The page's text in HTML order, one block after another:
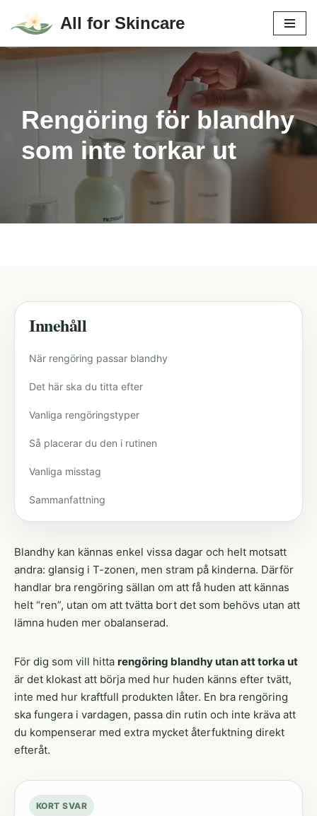
Hoppa
All for Skincare
Rengöring för blandhy
som inte torkar ut
Innehåll
När rengöring passar blandhy
Det här ska du titta efter
Vanliga rengöringstyper
Så placerar du den i rutinen
Vanliga misstag
Sammanfattning
Blandhy kan kännas enkel vissa dagar och helt motsatt
andra: glansig i T-zonen, men stram på kinderna. Därför
handlar bra rengöring sällan om att få huden att kännas
helt “ren”, utan om att tvätta bort det som behövs utan att
lämna huden mer obalanserad.
För dig som vill hitta rengöring blandhy utan att torka ut
är det klokast att börja med hur huden känns efter tvätt,
inte med hur kraftfull produkten låter. En bra rengöring
ska fungera i vardagen, passa din rutin och inte kräva att
du kompenserar med extra mycket återfuktning direkt
efteråt.
KORT SVAR